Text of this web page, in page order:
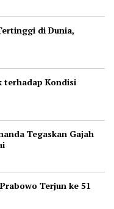
di Dunia,
terhadap Kondisi
Tegaskan Gajah
Terjun ke 51